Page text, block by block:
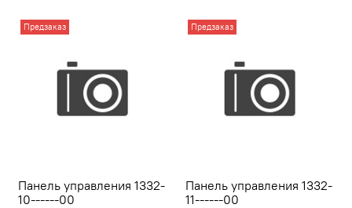
Предзаказ
Панель управления 1332-
10------00
Предзаказ
Панель управления 1332-
11------00